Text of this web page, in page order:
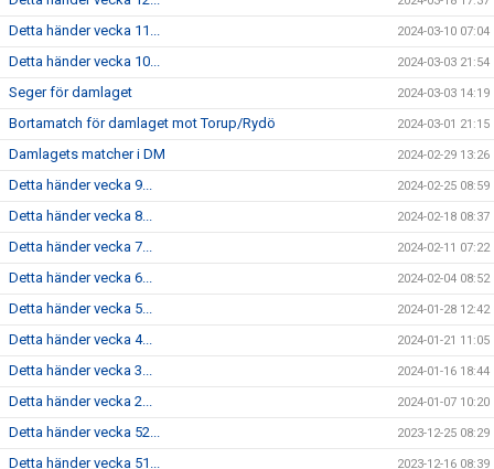
Detta händer vecka 11... 2024-03-10 07:04
Detta händer vecka 10... 2024-03-03 21:54
Seger för damlaget 2024-03-03 14:19
Bortamatch för damlaget mot Torup/Rydö 2024-03-01 21:15
Damlagets matcher i DM 2024-02-29 13:26
Detta händer vecka 9... 2024-02-25 08:59
Detta händer vecka 8... 2024-02-18 08:37
Detta händer vecka 7... 2024-02-11 07:22
Detta händer vecka 6... 2024-02-04 08:52
Detta händer vecka 5... 2024-01-28 12:42
Detta händer vecka 4... 2024-01-21 11:05
Detta händer vecka 3... 2024-01-16 18:44
Detta händer vecka 2... 2024-01-07 10:20
Detta händer vecka 52... 2023-12-25 08:29
Detta händer vecka 51... 2023-12-16 08:39